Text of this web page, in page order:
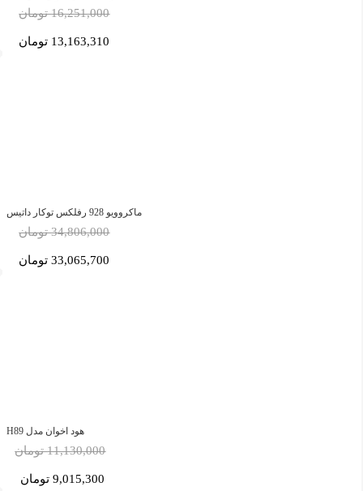
16,251,000 تومان
13,163,310 تومان
ماکروویو 928 رفلکس توکار داتیس
34,806,000 تومان
33,065,700 تومان
هود اخوان مدل H89
11,130,000 تومان
9,015,300 تومان